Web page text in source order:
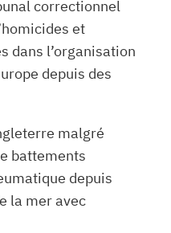
correctionnel
et
dans l’organisation
depuis des
malgré
battements
depuis
la mer avec